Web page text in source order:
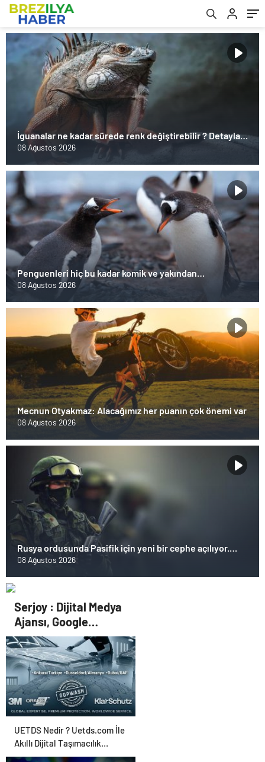
İguanalar ne kadar sürede renk değiştirebilir ? Detaylar
burada…
08 Ağustos 2026
Penguenleri hiç bu kadar komik ve yakından
görmemiştiniz
08 Ağustos 2026
Mecnun Otyakmaz: Alacağımız her puanın çok önemi var
08 Ağustos 2026
Rusya ordusunda Pasifik için yeni bir cephe açılıyor.
Çin’in ilk tepkisi!
08 Ağustos 2026
Serjoy : Dijital Medya
Ajansı, Google
Reklam Ajansı, SEO
Ajansı ve Web
Tasarım Ajansı
UETDS Nedir ? Uetds.com İle
Akıllı Dijital Taşımacılık
Yazılımı